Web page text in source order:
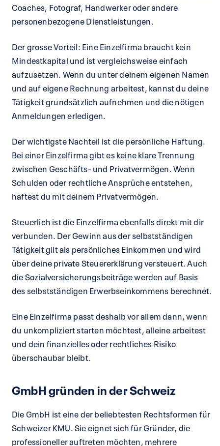
Coaches, Fotograf, Handwerker oder andere
personenbezogene Dienstleistungen.
Der grosse Vorteil: Eine Einzelfirma braucht kein
Mindestkapital und ist vergleichsweise einfach
aufzusetzen. Wenn du unter deinem eigenen Namen
und auf eigene Rechnung arbeitest, kannst du deine
Tätigkeit grundsätzlich aufnehmen und die nötigen
Anmeldungen erledigen.
Der wichtigste Nachteil ist die persönliche Haftung.
Bei einer Einzelfirma gibt es keine klare Trennung
zwischen Geschäfts- und Privatvermögen. Wenn
Schulden oder rechtliche Ansprüche entstehen,
haftest du mit deinem Privatvermögen.
Steuerlich ist die Einzelfirma ebenfalls direkt mit dir
verbunden. Der Gewinn aus der selbstständigen
Tätigkeit gilt als persönliches Einkommen und wird
über deine private Steuererklärung versteuert. Auch
die Sozialversicherungsbeiträge werden auf Basis
des selbstständigen Erwerbseinkommens berechnet.
Eine Einzelfirma passt deshalb vor allem dann, wenn
du unkompliziert starten möchtest, alleine arbeitest
und dein finanzielles oder rechtliches Risiko
überschaubar bleibt.
GmbH gründen in der Schweiz
Die GmbH ist eine der beliebtesten Rechtsformen für
Schweizer KMU. Sie eignet sich für Gründer, die
professioneller auftreten möchten, mehrere